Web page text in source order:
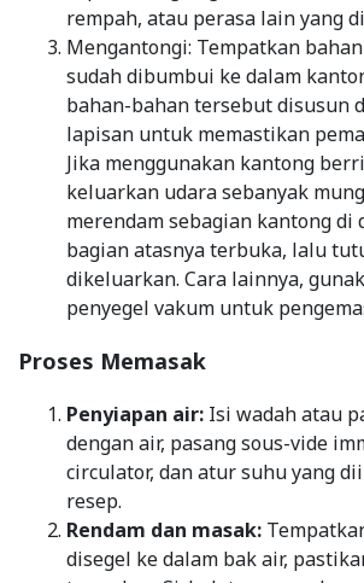
rempah, atau perasa lain yang
Mengantongi: Tempatkan
sudah dibumbui ke dalam
bahan-bahan tersebut disusun
lapisan untuk memastikan
Jika menggunakan kantong
keluarkan udara sebanyak
merendam sebagian kantong di
bagian atasnya terbuka, lalu
dikeluarkan. Cara lainnya,
penyegel vakum untuk
Proses Memasak
Penyiapan air: Isi wadah atau
dengan air, pasang sous-vide
circulator, dan atur suhu yang
resep.
Rendam dan masak:
disegel ke dalam bak air,